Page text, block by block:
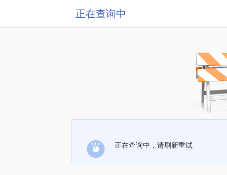
正在查询中
正在查询中，请刷新重试